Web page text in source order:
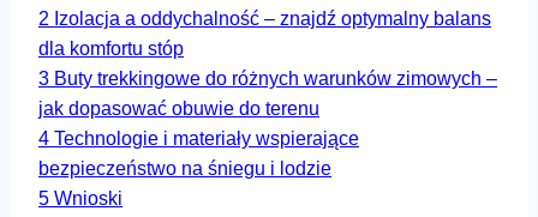
2 Izolacja a oddychalność – znajdź ‍optymalny balans
dla komfortu stóp
3 Buty trekkingowe ‍do⁣ różnych warunków zimowych –
jak dopasować obuwie do terenu
4 Technologie i materiały wspierające
bezpieczeństwo na śniegu i lodzie
5 Wnioski